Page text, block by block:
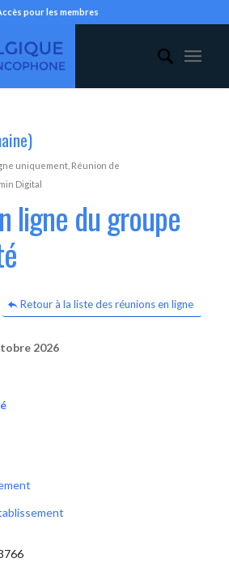
pour les membres
uniquement, Réunion de
Digital
ligne du groupe
Retour à la liste des réunions en ligne
2026